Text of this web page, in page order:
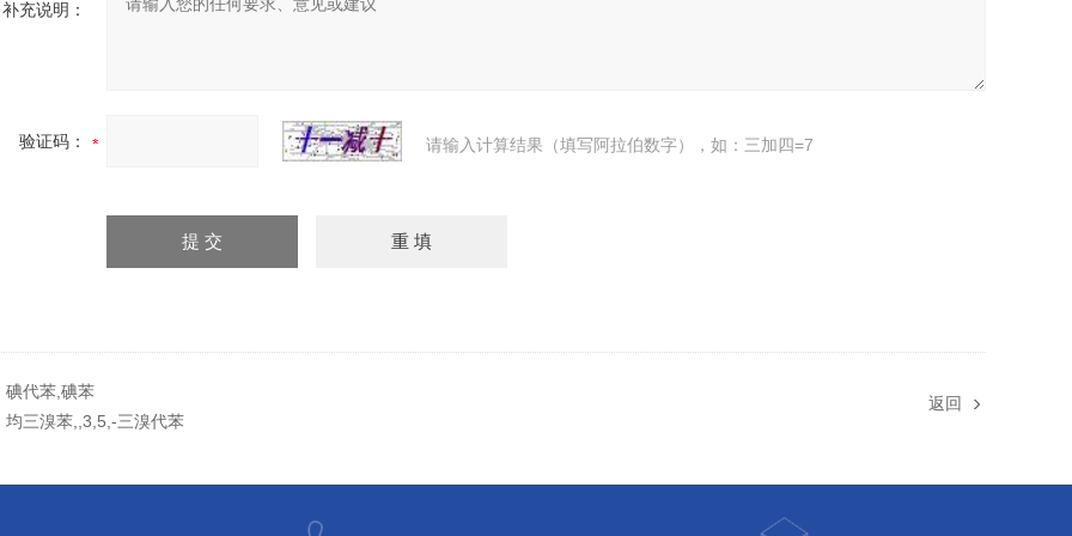
补充说明：
验证码： 请输入计算结果（填写阿拉伯数字），如：三加四=7
碘代苯,碘苯
均三溴苯,,3,5,-三溴代苯
返回